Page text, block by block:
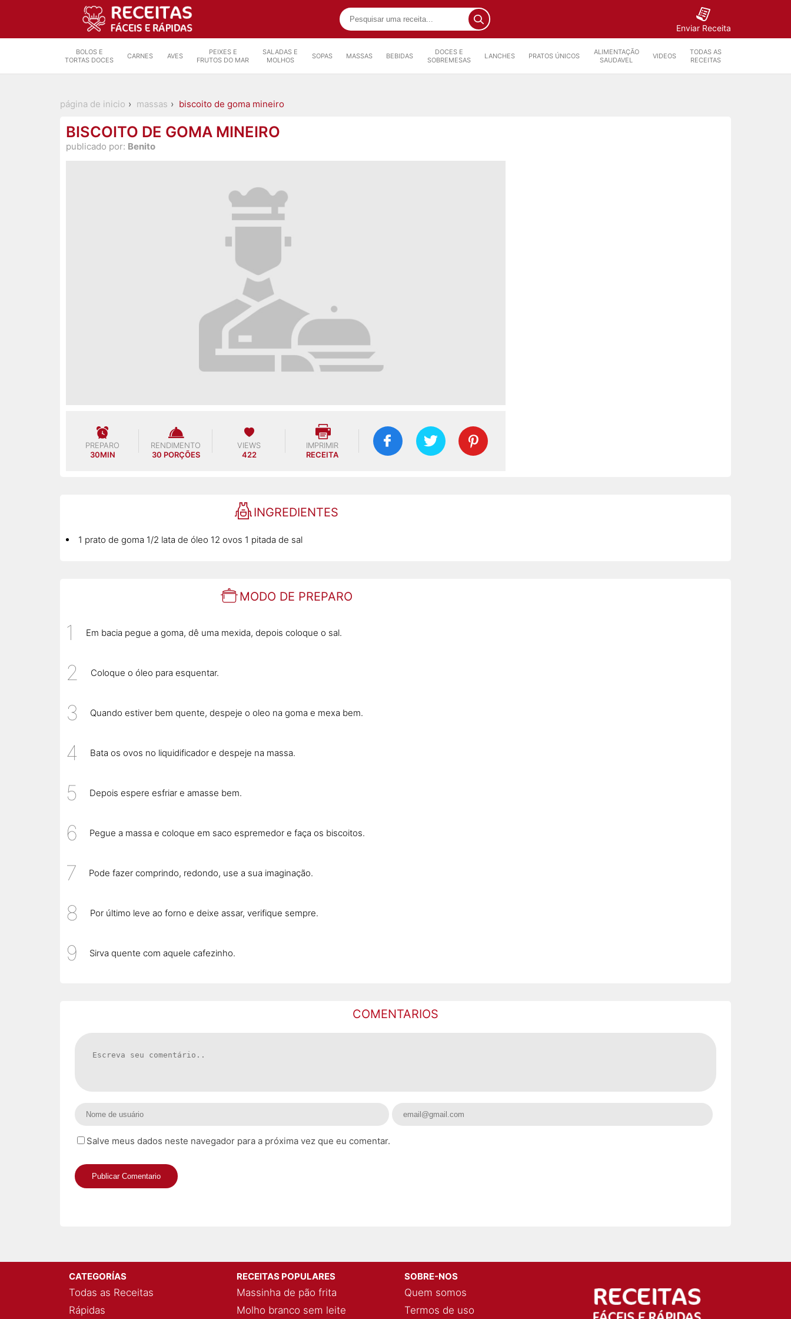
Enviar Receita
BOLOS E
TORTAS DOCES
CARNES AVES
PEIXES E
FRUTOS DO MAR
SALADAS E
MOLHOS
SOPAS MASSAS BEBIDAS
DOCES E
SOBREMESAS
LANCHES PRATOS ÚNICOS
ALIMENTAÇÃO
SAUDAVEL
VIDEOS
TODAS AS
RECEITAS
página de inicio massas biscoito de goma mineiro
BISCOITO DE GOMA MINEIRO
publicado por: Benito
PREPARO
30MIN
RENDIMENTO
30 PORÇÕES
VIEWS
422
IMPRIMIR
RECEITA
INGREDIENTES
1 prato de goma 1/2 lata de óleo 12 ovos 1 pitada de sal
MODO DE PREPARO
Em bacia pegue a goma, dê uma mexida, depois coloque o sal.
Coloque o óleo para esquentar.
Quando estiver bem quente, despeje o oleo na goma e mexa bem.
Bata os ovos no liquidificador e despeje na massa.
Depois espere esfriar e amasse bem.
Pegue a massa e coloque em saco espremedor e faça os biscoitos.
Pode fazer comprindo, redondo, use a sua imaginação.
Por último leve ao forno e deixe assar, verifique sempre.
Sirva quente com aquele cafezinho.
COMENTARIOS
Salve meus dados neste navegador para a próxima vez que eu comentar.
CATEGORÍAS
Todas as Receitas
Rápidas
RECEITAS POPULARES
Massinha de pão frita
Molho branco sem leite
SOBRE-NOS
Quem somos
Termos de uso